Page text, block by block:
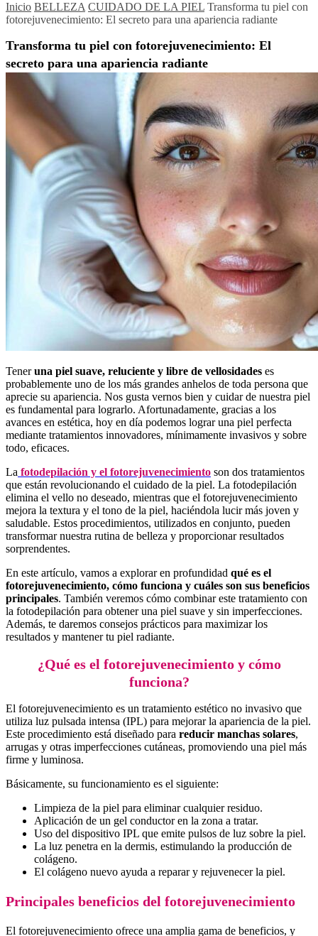
Inicio BELLEZA CUIDADO DE LA PIEL Transforma tu piel con
fotorejuvenecimiento: El secreto para una apariencia radiante
Transforma tu piel con fotorejuvenecimiento: El
secreto para una apariencia radiante
Teneruna piel suave, reluciente y libre de vellosidades es
probablemente uno de los más grandes anhelos de toda persona que
aprecie su apariencia. Nos gusta vernos bien y cuidar de nuestra piel
es fundamental para lograrlo. Afortunadamente, gracias a los
avances en estética, hoy en día podemos lograr una piel perfecta
mediante tratamientos innovadores, mínimamente invasivos y sobre
todo, eficaces.
La fotodepilación y el fotorejuvenecimiento son dos tratamientos
que están revolucionando el cuidado de la piel. La fotodepilación
elimina el vello no deseado, mientras que el fotorejuvenecimiento
mejora la textura y el tono de la piel, haciéndola lucir más joven y
saludable. Estos procedimientos, utilizados en conjunto, pueden
transformar nuestra rutina de belleza y proporcionar resultados
sorprendentes.
En este artículo, vamos a explorar en profundidad qué es el
fotorejuvenecimiento, cómo funciona y cuáles son sus beneficios
principales. También veremos cómo combinar este tratamiento con
la fotodepilación para obtener una piel suave y sin imperfecciones.
Además, te daremos consejos prácticos para maximizar los
resultados y mantener tu piel radiante.
¿Qué es el fotorejuvenecimiento y cómo
funciona?
El fotorejuvenecimiento es un tratamiento estético no invasivo que
utiliza luz pulsada intensa (IPL) para mejorar la apariencia de la piel.
Este procedimiento está diseñado para reducir manchas solares,
arrugas y otras imperfecciones cutáneas, promoviendo una piel más
firme y luminosa.
Básicamente, su funcionamiento es el siguiente:
Limpieza de la piel para eliminar cualquier residuo.
Aplicación de un gel conductor en la zona a tratar.
Uso del dispositivo IPL que emite pulsos de luz sobre la piel.
La luz penetra en la dermis, estimulando la producción de
colágeno.
El colágeno nuevo ayuda a reparar y rejuvenecer la piel.
Principales beneficios del fotorejuvenecimiento
El fotorejuvenecimiento ofrece una amplia gama de beneficios, y